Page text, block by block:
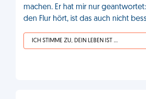
machen. Er hat mir nur
den Flur hört, ist das auch nicht
ICH STIMME ZU, DEIN LEBEN IST SCHEISSE